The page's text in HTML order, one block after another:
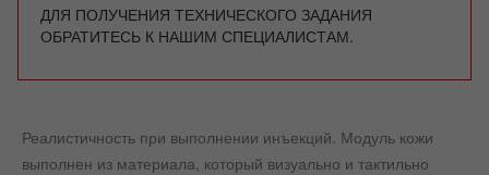
ДЛЯ ПОЛУЧЕНИЯ ТЕХНИЧЕСКОГО ЗАДАНИЯ
ОБРАТИТЕСЬ К НАШИМ СПЕЦИАЛИСТАМ.
Реалистичность при выполнении инъекций. Модуль кожи
выполнен из материала, который визуально и тактильно